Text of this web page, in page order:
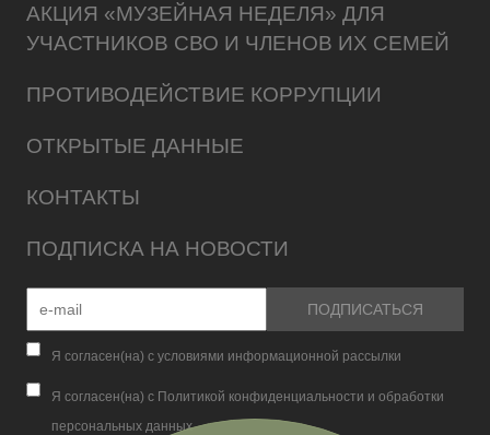
АКЦИЯ «МУЗЕЙНАЯ НЕДЕЛЯ» ДЛЯ
УЧАСТНИКОВ СВО И ЧЛЕНОВ ИХ СЕМЕЙ
ПРОТИВОДЕЙСТВИЕ КОРРУПЦИИ
ОТКРЫТЫЕ ДАННЫЕ
КОНТАКТЫ
ПОДПИСКА НА НОВОСТИ
Я согласен(на) с условиями информационной рассылки
Я согласен(на) с Политикой конфиденциальности и обработки
персональных данных